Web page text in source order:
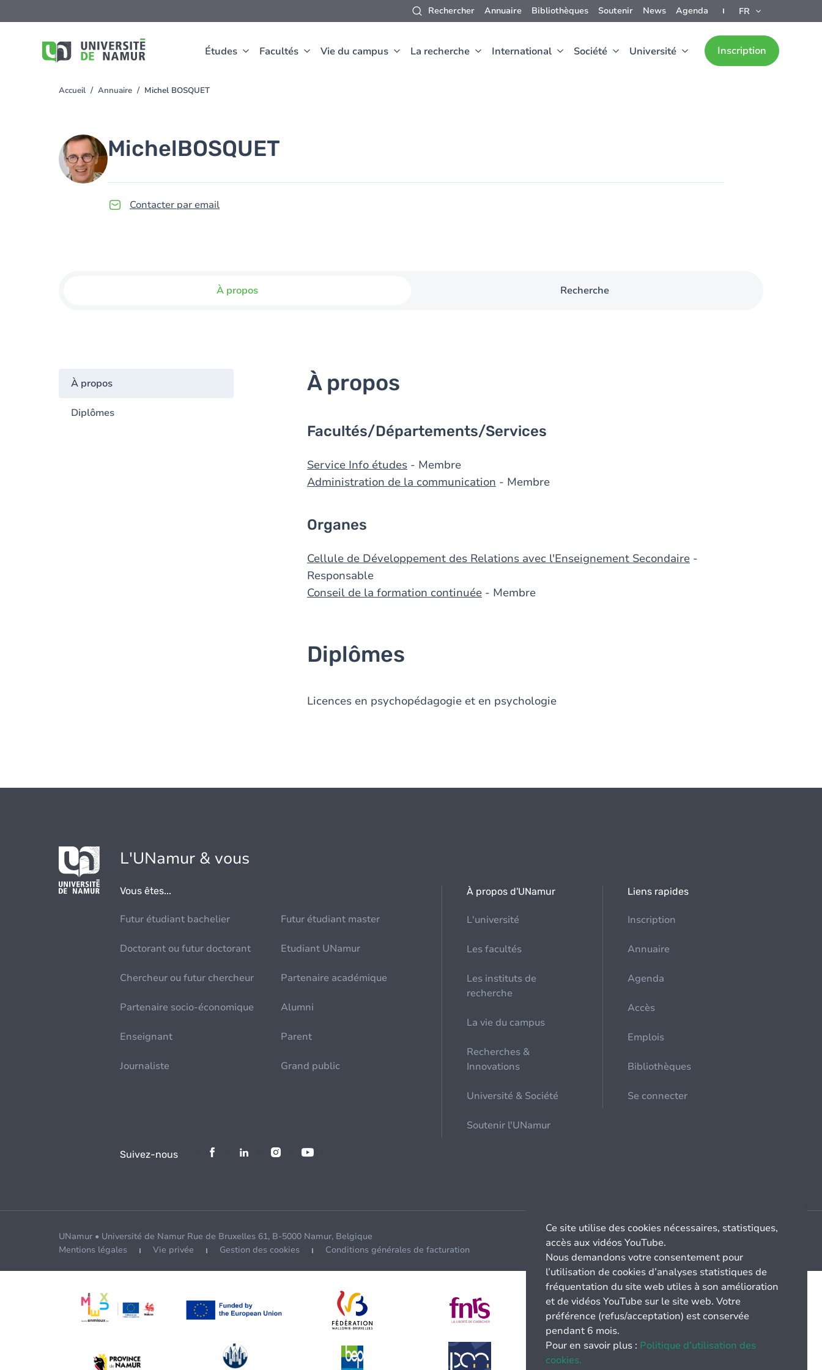
Rechercher Annuaire Bibliothèques Soutenir News Agenda FR
Études Facultés Vie du campus La recherche International Société Université Inscription
au
You
Accueil Annuaire Michel BOSQUET
Image MichelBOSQUET
Contacter par email
À propos Recherche
À propos
Diplômes
À propos
Facultés/Départements/Services
Service Info études - Membre
Administration de la communication - Membre
Organes
Cellule de Développement des Relations avec l'Enseignement Secondaire -
Responsable
Conseil de la formation continuée - Membre
Diplômes
Licences en psychopédagogie et en psychologie
L'UNamur & vous
Vous êtes...
Futur étudiant bachelier Futur étudiant master
Doctorant ou futur doctorant Etudiant UNamur
Chercheur ou futur chercheur Partenaire académique
Partenaire socio-économique Alumni
Enseignant Parent
Journaliste Grand public
À propos d'UNamur
L'université
Les facultés
Les instituts de
recherche
La vie du campus
Recherches &
Innovations
Université & Société
Soutenir l'UNamur
Liens rapides
Inscription
Annuaire
Agenda
Accès
Emplois
Bibliothèques
Se connecter
Suivez-nous
UNamur • Université de Namur Rue de Bruxelles 61, B-5000 Namur, Belgique
Mentions légales
Vie privée Gestion des cookies Conditions générales de facturation
Ce site utilise des cookies nécessaires, statistiques,
accès aux vidéos YouTube.
Nous demandons votre consentement pour
l’utilisation de cookies d’analyses statistiques de
fréquentation du site web utiles à son amélioration
et de vidéos YouTube sur le site web. Votre
préférence (refus/acceptation) est conservée
pendant 6 mois.
Pour en savoir plus : Politique d’utilisation des
cookies.